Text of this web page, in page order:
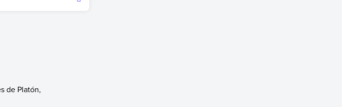
de Platón,